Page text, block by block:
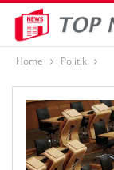
Home Politik